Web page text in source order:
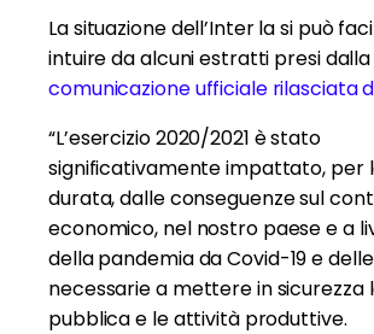
La situazione dell’Inter la si può
intuire da alcuni estratti presi dalla
comunicazione ufficiale rilasciata
“L’esercizio 2020/2021 è stato
significativamente impattato, per
durata, dalle conseguenze sul
economico, nel nostro paese e a
della pandemia da Covid-19 e
necessarie a mettere in sicurezza
pubblica e le attività produttive.